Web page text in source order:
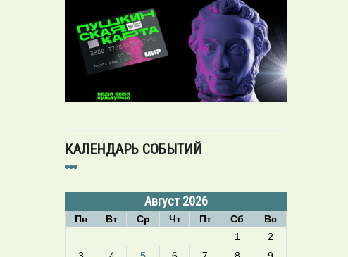
КАЛЕНДАРЬ СОБЫТИЙ
Август 2026
Пн Вт Ср Чт Пт Сб
Вс
1
2